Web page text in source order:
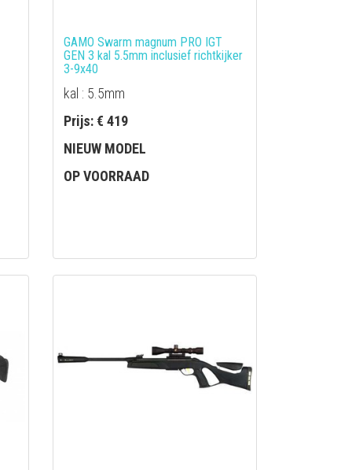
GAMO Swarm magnum PRO IGT
GEN 3 kal 5.5mm inclusief richtkijker
3-9x40
kal : 5.5mm
Prijs: € 419
NIEUW MODEL
OP VOORRAAD